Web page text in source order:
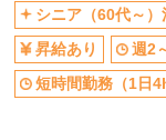
短時間勤務（1日4h以
交通費支給
社員登用あり
シニア（60代～）
昇給あり
週2
短時間勤務（1日